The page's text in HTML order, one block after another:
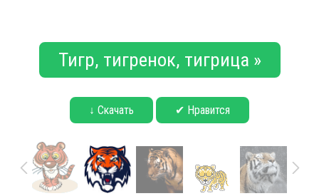
Тигр, тигренок, тигрица »
↓ Скачать ✔ Нравится